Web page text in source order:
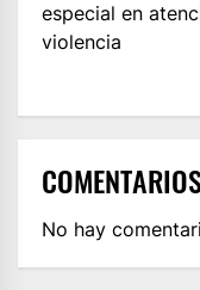
especial en
violencia
No hay